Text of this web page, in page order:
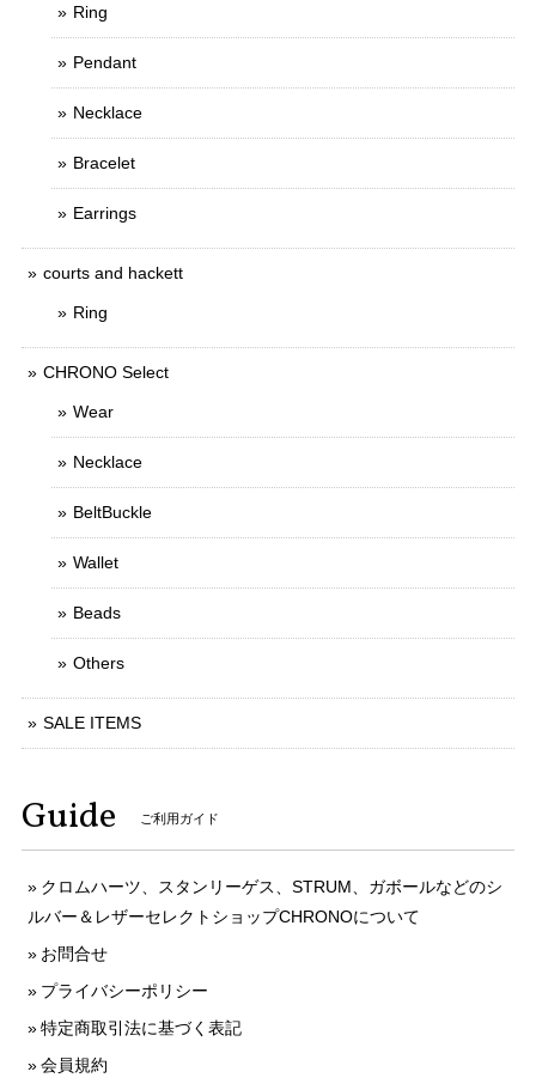
Ring
Pendant
Necklace
Bracelet
Earrings
courts and hackett
Ring
CHRONO Select
Wear
Necklace
BeltBuckle
Wallet
Beads
Others
SALE ITEMS
Guide ご利用ガイド
クロムハーツ、スタンリーゲス、STRUM、ガボールなどのシ
ルバー＆レザーセレクトショップCHRONOについて
お問合せ
プライバシーポリシー
特定商取引法に基づく表記
会員規約